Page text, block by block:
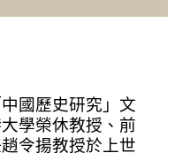
國歷史研究」文
學榮休教授、前
令揚教授於上世